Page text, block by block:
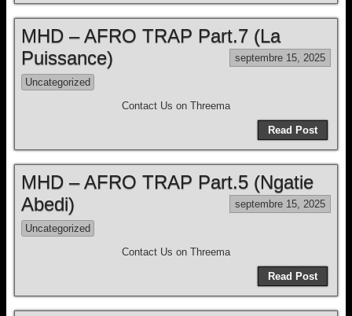
MHD – AFRO TRAP Part.7 (La
Puissance)
septembre 15, 2025
Uncategorized
Contact Us on Threema
Read Post
MHD – AFRO TRAP Part.5 (Ngatie
Abedi)
septembre 15, 2025
Uncategorized
Contact Us on Threema
Read Post